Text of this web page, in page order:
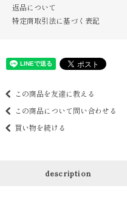
返品について
特定商取引法に基づく表記
この商品を友達に教える
この商品について問い合わせる
買い物を続ける
description